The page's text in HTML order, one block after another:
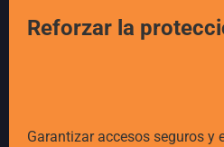
Reforzar la
Garantizar accesos seguros y